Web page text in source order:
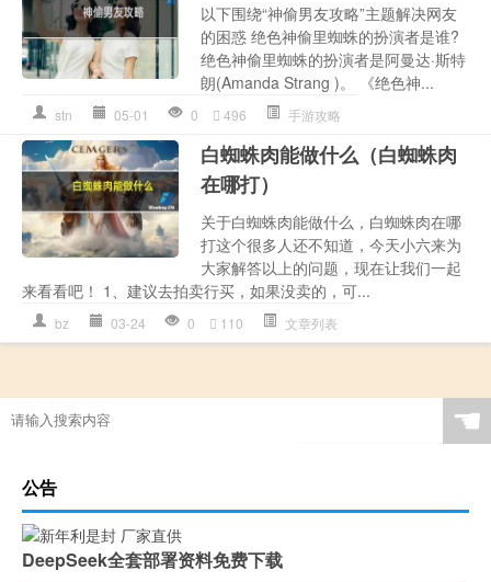
以下围绕“神偷男友攻略”主题解决网友
的困惑 绝色神偷里蜘蛛的扮演者是谁?
绝色神偷里蜘蛛的扮演者是阿曼达·斯特
朗(Amanda Strang )。 《绝色神...
stn 05-01 0 496 手游攻略
白蜘蛛肉能做什么（白蜘蛛肉
在哪打）
关于白蜘蛛肉能做什么，白蜘蛛肉在哪
打这个很多人还不知道，今天小六来为
大家解答以上的问题，现在让我们一起
来看看吧！ 1、建议去拍卖行买，如果没卖的，可...
bz 03-24 0 110 文章列表
☚
公告
DeepSeek全套部署资料免费下载